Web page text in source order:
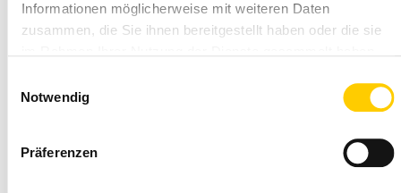
Informationen möglicherweise mit weiteren Daten
zusammen, die Sie ihnen bereitgestellt haben oder die sie
Notwendig
Präferenzen
HYDRAULIC HAMMER
RAMMER R10P